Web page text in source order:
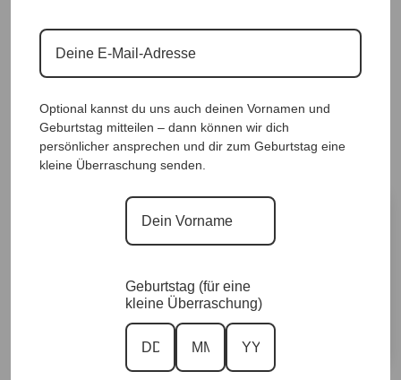
Sweaterblazer Lana Nougat |Gr. UNI 38-48+|,
Anr.: 4070
69,90€
Sofort für dich verfügbar ✨
Versand in 1–3 Arbeitstagen
In den Warenkorb
Optional kannst du uns auch deinen Vornamen und
Geburtstag mitteilen – dann können wir dich
persönlicher ansprechen und dir zum Geburtstag eine
kleine Überraschung senden.
Geburtstag (für eine
kleine Überraschung)